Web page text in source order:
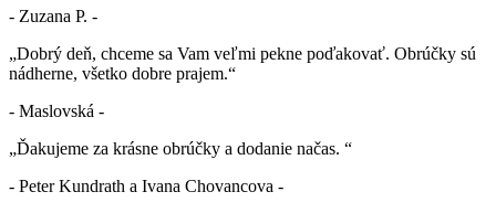
- Zuzana P. -
„Dobrý deň, chceme sa Vam veľmi pekne poďakovať. Obrúčky sú
nádherne, všetko dobre prajem.“
- Maslovská -
„Ďakujeme za krásne obrúčky a dodanie načas. “
- Peter Kundrath a Ivana Chovancova -